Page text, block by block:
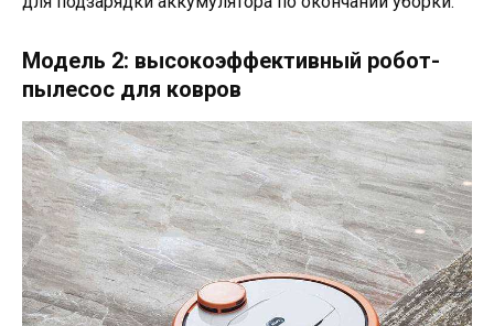
Модель 2: высокоэффективный робот-
пылесос для ковров